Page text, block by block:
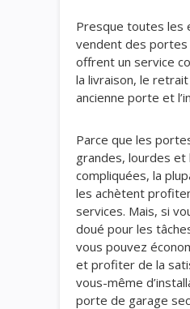
Presque toutes les
vendent des portes
offrent un service
la livraison, le
ancienne porte et
Parce que les
grandes, lourdes
compliquées, la
les achètent
services. Mais, si
doué pour les
vous pouvez
et profiter de la
vous-même
porte de garage